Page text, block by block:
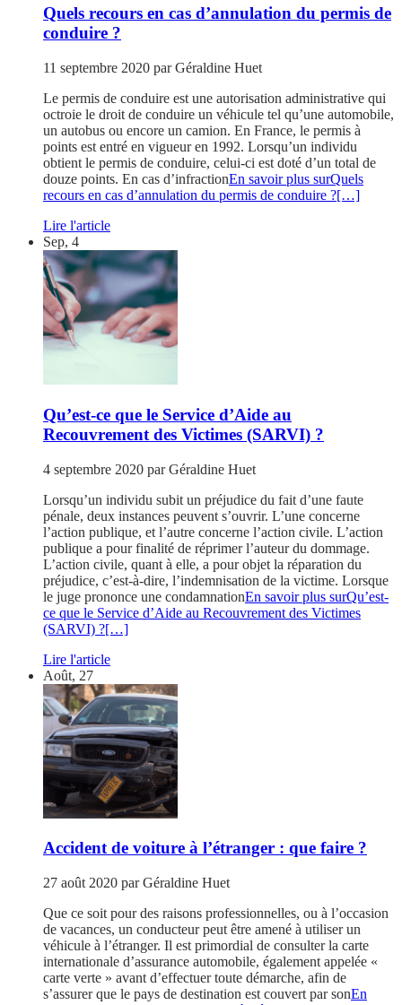
Quels recours en cas d’annulation du permis de
conduire ?
11 septembre 2020 parGéraldine Huet
Le permis de conduire est une autorisation administrative qui
octroie le droit de conduire un véhicule tel qu’une automobile,
un autobus ou encore un camion. En France, le permis à
points est entré en vigueur en 1992. Lorsqu’un individu
obtient le permis de conduire, celui-ci est doté d’un total de
douze points. En cas d’infractionEn savoir plus surQuels
recours en cas d’annulation du permis de conduire ?[…]
Lire l'article
Sep, 4
Qu’est-ce que le Service d’Aide au
Recouvrement des Victimes (SARVI) ?
4 septembre 2020 parGéraldine Huet
Lorsqu’un individu subit un préjudice du fait d’une faute
pénale, deux instances peuvent s’ouvrir. L’une concerne
l’action publique, et l’autre concerne l’action civile. L’action
publique a pour finalité de réprimer l’auteur du dommage.
L’action civile, quant à elle, a pour objet la réparation du
préjudice, c’est-à-dire, l’indemnisation de la victime. Lorsque
le juge prononce une condamnationEn savoir plus surQu’est-
ce que le Service d’Aide au Recouvrement des Victimes
(SARVI) ?[…]
Lire l'article
Août, 27
Accident de voiture à l’étranger : que faire ?
27 août 2020 parGéraldine Huet
Que ce soit pour des raisons professionnelles, ou à l’occasion
de vacances, un conducteur peut être amené à utiliser un
véhicule à l’étranger. Il est primordial de consulter la carte
internationale d’assurance automobile, également appelée «
carte verte » avant d’effectuer toute démarche, afin de
s’assurer que le pays de destination est couvert par sonEn